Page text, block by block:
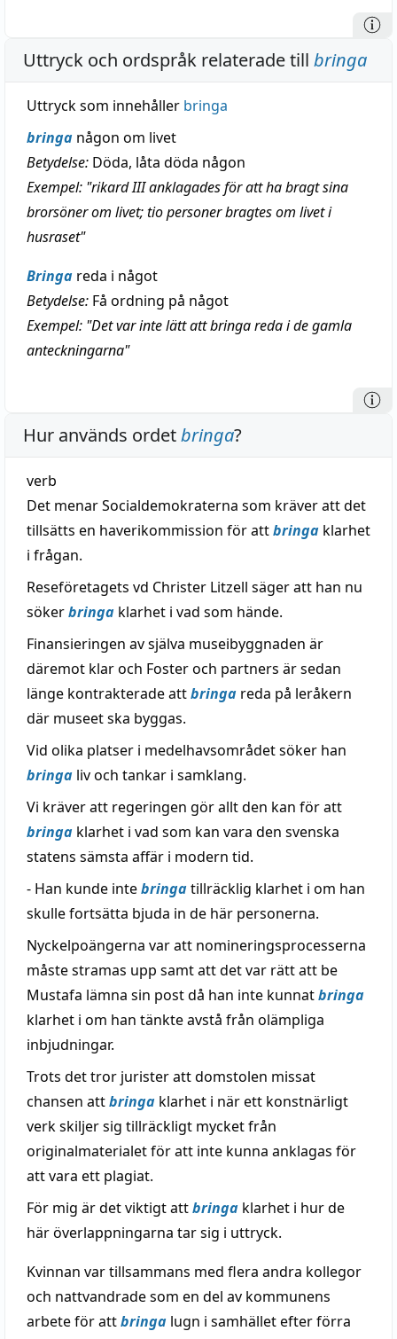
Uttryck och ordspråk relaterade till bringa
Uttryck som innehåller bringa
bringa någon om livet
Betydelse: Döda, låta döda någon
Exempel: "rikard III anklagades för att ha bragt sina
brorsöner om livet; tio personer bragtes om livet i
husraset"
Bringa reda i något
Betydelse: Få ordning på något
Exempel: "Det var inte lätt att bringa reda i de gamla
anteckningarna"
Hur används ordetbringa?
verb
Det menar Socialdemokraterna som kräver att det
tillsätts en haverikommission för attbringa klarhet
i frågan.
Reseföretagets vd Christer Litzell säger att han nu
sökerbringa klarhet i vad som hände.
Finansieringen av själva museibyggnaden är
däremot klar och Foster och partners är sedan
länge kontrakterade attbringa reda på leråkern
där museet ska byggas.
Vid olika platser i medelhavsområdet söker han
bringa liv och tankar i samklang.
Vi kräver att regeringen gör allt den kan för att
bringa klarhet i vad som kan vara den svenska
statens sämsta affär i modern tid.
- Han kunde intebringatillräcklig klarhet i om han
skulle fortsätta bjuda in de här personerna.
Nyckelpoängerna var att nomineringsprocesserna
måste stramas upp samt att det var rätt att be
Mustafa lämna sin post då han inte kunnatbringa
klarhet i om han tänkte avstå från olämpliga
inbjudningar.
Trots det tror jurister att domstolen missat
chansen attbringa klarhet i när ett konstnärligt
verk skiljer sig tillräckligt mycket från
originalmaterialet för att inte kunna anklagas för
att vara ett plagiat.
För mig är det viktigt attbringa klarhet i hur de
här överlappningarna tar sig i uttryck.
Kvinnan var tillsammans med flera andra kollegor
och nattvandrade som en del av kommunens
arbete för attbringa lugn i samhället efter förra